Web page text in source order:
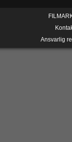
Ansvarlig